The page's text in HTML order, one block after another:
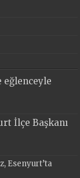
eğlenceyle
İlçe Başkanı
Esenyurt’ta